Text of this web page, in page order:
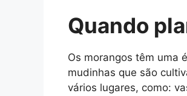
Quando
Os morangos têm uma
mudinhas que são
vários lugares, como: